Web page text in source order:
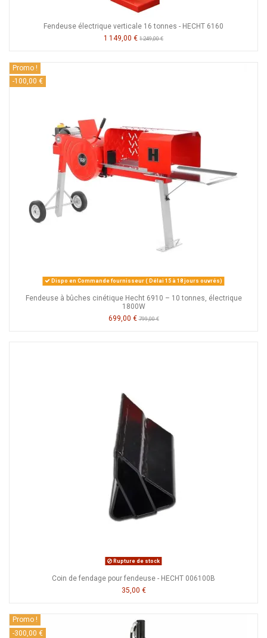
Fendeuse électrique verticale 16 tonnes - HECHT 6160
1 149,00 € 1 249,00 €
Promo !
-100,00 €
Dispo en Commande fournisseur ( Délai 15 à 18 jours ouvrés)
Fendeuse à bûches cinétique Hecht 6910 – 10 tonnes, électrique
1800W
699,00 €799,00 €
Rupture de stock
Coin de fendage pour fendeuse - HECHT 006100B
35,00 €
Promo !
-300,00 €